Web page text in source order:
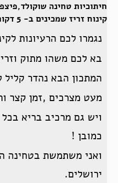
חיתוכיות טחינה
קינוח זריז שמכינים ב- 5 דקות!
נגמרו לכם הרעיונות
בא לכם משהו מתוק
המתכון הבא נהדר קליל
מעט מצרכים ,זמן קצר
ויש גם מרכיב בריא
כמובן !
ואני משתמשת בטחינה
ירושלים.